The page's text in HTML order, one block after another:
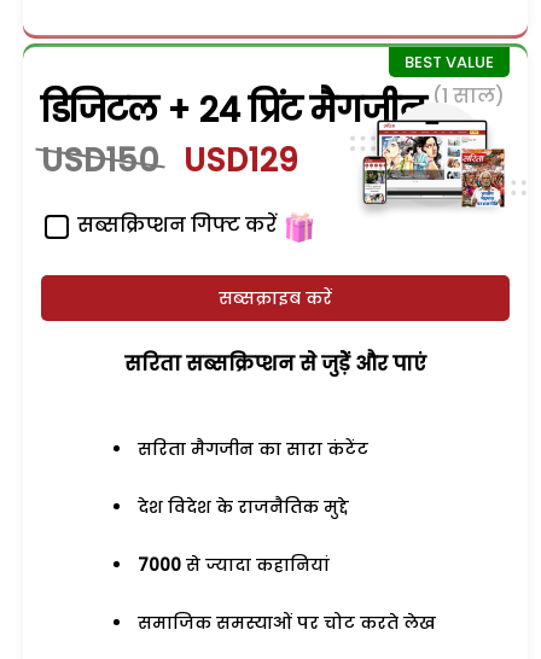
डिजिटल + 24 प्रिंट मैगजीन (1 साल)
USD150 USD129
सब्सक्रिप्शन गिफ्ट करें
सब्सक्राइब करें
सरिता सब्सक्रिप्शन से जुड़ेें और पाएं
सरिता मैगजीन का सारा कंटेंट
देश विदेश के राजनैतिक मुद्दे
7000 से ज्यादा कहानियां
समाजिक समस्याओं पर चोट करते लेख